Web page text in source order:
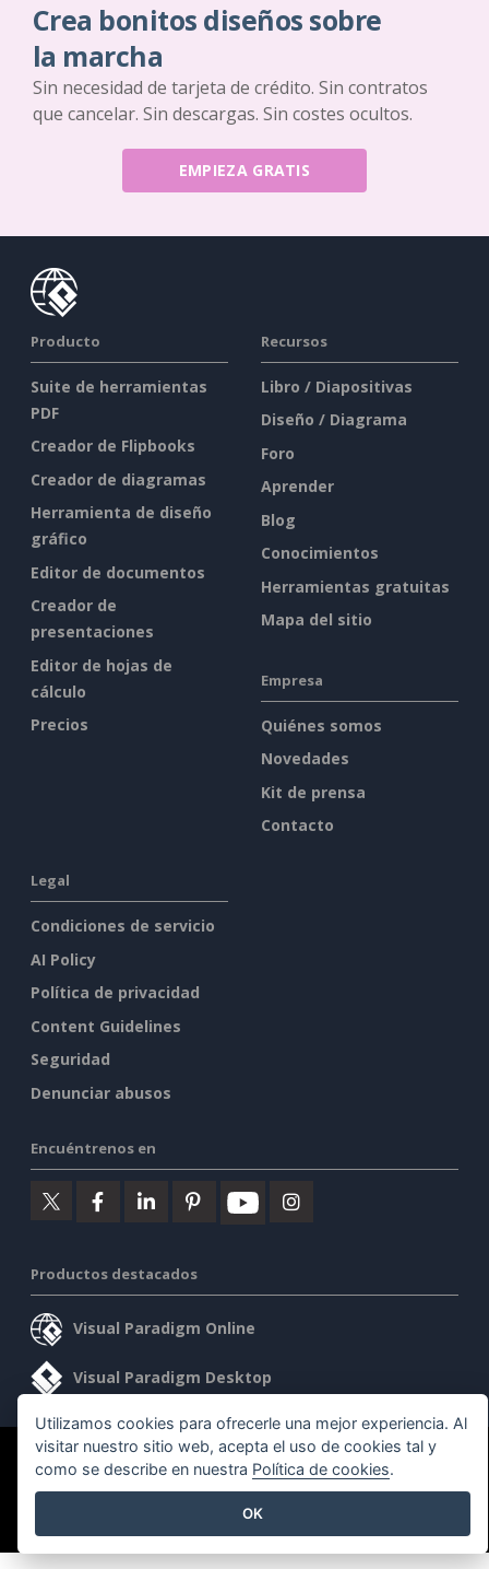
Crea bonitos diseños sobre
la marcha
Sin necesidad de tarjeta de crédito. Sin contratos
que cancelar. Sin descargas. Sin costes ocultos.
EMPIEZA GRATIS
Producto
Suite de herramientas
PDF
Creador de Flipbooks
Creador de diagramas
Herramienta de diseño
gráfico
Editor de documentos
Creador de
presentaciones
Editor de hojas de
cálculo
Precios
Recursos
Libro / Diapositivas
Diseño / Diagrama
Foro
Aprender
Blog
Conocimientos
Herramientas gratuitas
Mapa del sitio
Empresa
Quiénes somos
Novedades
Kit de prensa
Contacto
Legal
Condiciones de servicio
AI Policy
Política de privacidad
Content Guidelines
Seguridad
Denunciar abusos
Encuéntrenos en
Productos destacados
Visual Paradigm Online
Visual Paradigm Desktop
©2026 by Visual Paradigm. Todos los derechos reservados.
AI Policy
Content Guidelines
Seguridad
Utilizamos cookies para ofrecerle una mejor experiencia. Al
visitar nuestro sitio web, acepta el uso de cookies tal y
como se describe en nuestra Política de cookies.
OK